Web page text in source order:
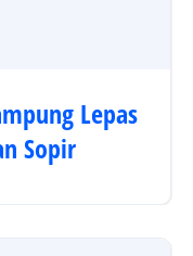
Lepas
Sopir